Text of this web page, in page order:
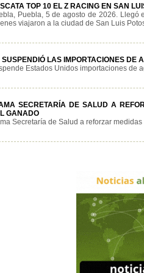
TOP 10 EL Z RACING EN SAN
Puebla, 5 de agosto de 2026.
viajaron a la ciudad de San Luis
SUSPENDIÓ LAS IMPORTACIONES DE
Estados Unidos importaciones de
SECRETARÍA DE SALUD A
GANADO
Secretaría de Salud a reforzar